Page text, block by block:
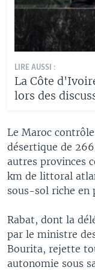
LIRE AUSSI :
La Côte
lors des
Le Maroc
désertique de
autres provinces
km de littoral
sous-sol riche en
Rabat, dont la
par le ministre
Bourita, rejette
autonomie sous